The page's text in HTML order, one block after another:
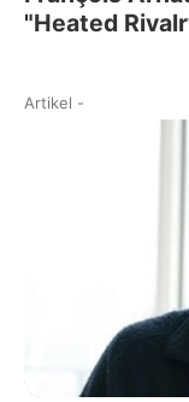
"Heated
Artikel -